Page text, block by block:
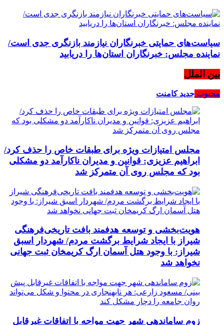
سیاست‌های حمایتی خبرنگاران نیازمند بازنگری جدی است/
نماینده مجلس: خبرنگاران استان‌ها را دریابید
بین الملل
محبوب جدیدکامنت
مجلس امتیازات ویژه برای طبقات خاص را حذف کرد/
ابراهیم عزیزی: قوانین و مدیران ناکارآمد دو مشکلی
بود که مجلس روی آن متمرکز شد
هویت‌بخشی و توسعه هدفمند بافت تاریخی‌فرهنگی
شیراز با ایجاد شرایط برگشت مردم/ شهردار اسبق
شیراز: با وجود هتل آسمان ارگ کریمخان ثبت جهانی
نخواهد شد
زوم ساماندهی شهر جهت مواجه با اتفاقات غیرقابل